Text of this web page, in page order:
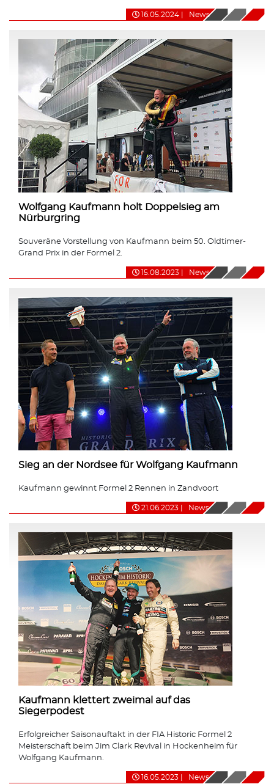
16.05.2024 News
Wolfgang Kaufmann holt Doppelsieg am
Nürburgring
Souveräne Vorstellung von Kaufmann beim 50. Oldtimer-
Grand Prix in der Formel 2.
15.08.2023 News
Sieg an der Nordsee für Wolfgang Kaufmann
Kaufmann gewinnt Formel 2 Rennen in Zandvoort
21.06.2023 News
Kaufmann klettert zweimal auf das
Siegerpodest
Erfolgreicher Saisonauftakt in der FIA Historic Formel 2
Meisterschaft beim Jim Clark Revival in Hockenheim für
Wolfgang Kaufmann.
16.05.2023 News